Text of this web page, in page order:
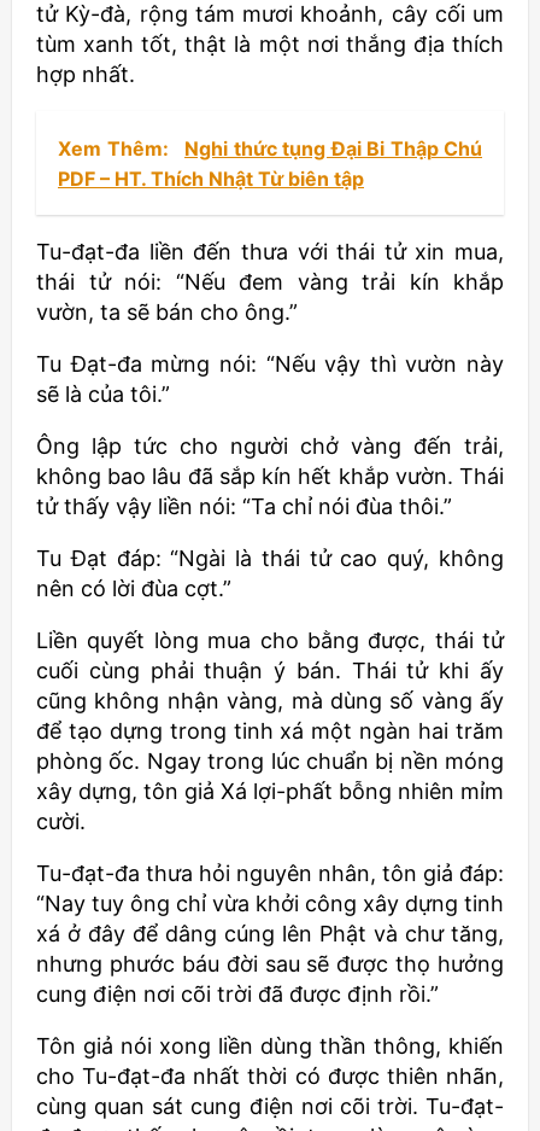
tử Kỳ-đà, rộng tám mươi khoảnh, cây cối um
tùm xanh tốt, thật là một nơi thắng địa thích
hợp nhất.
Xem Thêm:
Nghi thức tụng Đại Bi Thập Chú
PDF – HT. Thích Nhật Từ biên tập
Tu-đạt-đa liền đến thưa với thái tử xin mua,
thái tử nói: “Nếu đem vàng trải kín khắp
vườn, ta sẽ bán cho ông.”
Tu Đạt-đa mừng nói: “Nếu vậy thì vườn này
sẽ là của tôi.”
Ông lập tức cho người chở vàng đến trải,
không bao lâu đã sắp kín hết khắp vườn. Thái
tử thấy vậy liền nói: “Ta chỉ nói đùa thôi.”
Tu Đạt đáp: “Ngài là thái tử cao quý, không
nên có lời đùa cợt.”
Liền quyết lòng mua cho bằng được, thái tử
cuối cùng phải thuận ý bán. Thái tử khi ấy
cũng không nhận vàng, mà dùng số vàng ấy
để tạo dựng trong tinh xá một ngàn hai trăm
phòng ốc. Ngay trong lúc chuẩn bị nền móng
xây dựng, tôn giả Xá lợi-phất bỗng nhiên mỉm
cười.
Tu-đạt-đa thưa hỏi nguyên nhân, tôn giả đáp:
“Nay tuy ông chỉ vừa khởi công xây dựng tinh
xá ở đây để dâng cúng lên Phật và chư tăng,
nhưng phước báu đời sau sẽ được thọ hưởng
cung điện nơi cõi trời đã được định rồi.”
Tôn giả nói xong liền dùng thần thông, khiến
cho Tu-đạt-đa nhất thời có được thiên nhãn,
cùng quan sát cung điện nơi cõi trời. Tu-đạt-